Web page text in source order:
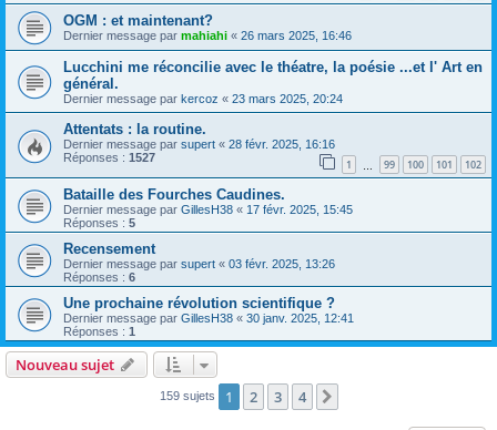
OGM : et maintenant?
Dernier message par mahiahi « 26 mars 2025, 16:46
Lucchini me réconcilie avec le théatre, la poésie ...et l' Art en
général.
Dernier message par kercoz « 23 mars 2025, 20:24
Attentats : la routine.
Dernier message par supert « 28 févr. 2025, 16:16
Réponses : 1527 1 99 100 101 102
Bataille des Fourches Caudines.
Dernier message par GillesH38 « 17 févr. 2025, 15:45
Réponses : 5
Recensement
Dernier message par supert « 03 févr. 2025, 13:26
Réponses : 6
Une prochaine révolution scientifique ?
Dernier message par GillesH38 « 30 janv. 2025, 12:41
Réponses : 1
Nouveau sujet
159 sujets 1 2 3 4